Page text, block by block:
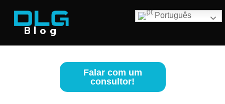
Blog
Português
Falar com um
consultor!